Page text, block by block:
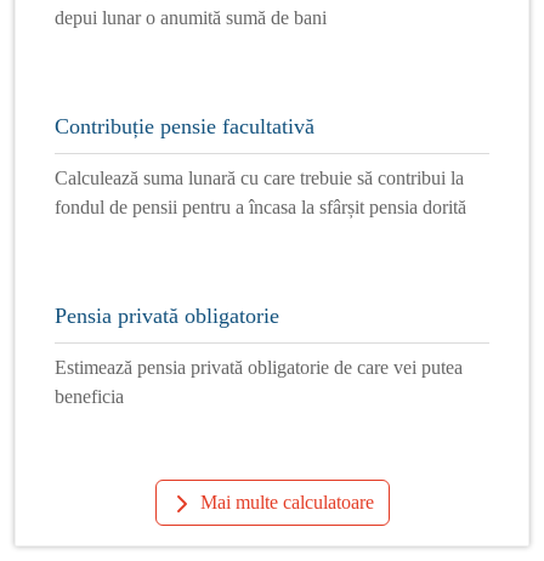
depui lunar o anumită sumă de bani
Contribuție pensie facultativă
Calculează suma lunară cu care trebuie să contribui la
fondul de pensii pentru a încasa la sfârșit pensia dorită
Pensia privată obligatorie
Estimează pensia privată obligatorie de care vei putea
beneficia
Mai multe calculatoare